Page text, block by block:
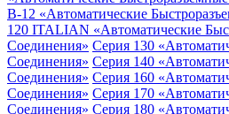
B-12 «Автоматические
120 ITALIAN «Автоматические
Соединения» Серия 130
Соединения» Серия 140
Соединения» Серия 160
Соединения» Серия 170
Соединения» Серия 180